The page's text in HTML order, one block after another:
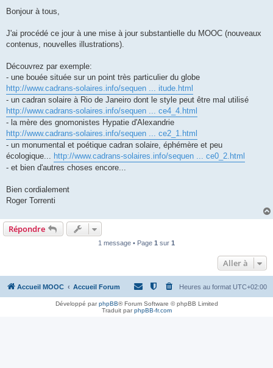
s
g
Bonjour à tous,
J'ai procédé ce jour à une mise à jour substantielle du MOOC (nouveaux
contenus, nouvelles illustrations).
Découvrez par exemple:
- une bouée située sur un point très particulier du globe
http://www.cadrans-solaires.info/sequen ... itude.html
- un cadran solaire à Rio de Janeiro dont le style peut être mal utilisé
http://www.cadrans-solaires.info/sequen ... ce4_4.html
- la mère des gnomonistes Hypatie d'Alexandrie
http://www.cadrans-solaires.info/sequen ... ce2_1.html
- un monumental et poétique cadran solaire, éphémère et peu
écologique... http://www.cadrans-solaires.info/sequen ... ce0_2.html
- et bien d'autres choses encore...
Bien cordialement
Roger Torrenti
Répondre
1 message • Page 1 sur 1
Aller à
Accueil MOOC Accueil Forum Heures au format UTC+02:00
Développé parphpBB® Forum Software © phpBB Limited
Traduit parphpBB-fr.com